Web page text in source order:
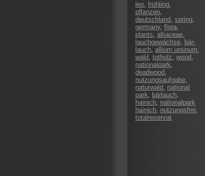
leo, frühling,
pflanzen,
deutschland, spring,
germany, flora,
plants, alliaceae,
lauchgewächse, bär-
lauch, allium ursinum,
wald, totholz, wood,
nationalpark,
deadwood,
nutzungsaufgabe,
naturwald, national
park, bärlauch,
hainich, nationalpark
hainich, nutzungsfrei,
totalreservat